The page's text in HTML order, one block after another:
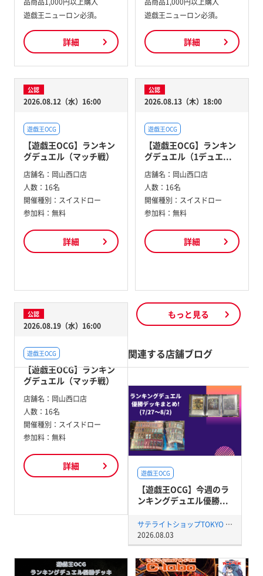
遊戯王ニューロン必須。
詳細
遊戯王ニューロン必須。
詳細
公認
2026.08.12（水）16:00
遊戯王OCG
【遊戯王OCG】ランキン
グデュエル（マッチ戦）
店舗名： 岡山西口店
人数： 16名
開催種別： スイスドロー
参加料： 無料
詳細
公認
2026.08.13（木）18:00
遊戯王OCG
【遊戯王OCG】ランキン
グデュエル（1デュエ...
店舗名： 岡山西口店
人数： 16名
開催種別： スイスドロー
参加料： 無料
詳細
公認
2026.08.19（水）16:00
遊戯王OCG
【遊戯王OCG】ランキン
グデュエル（マッチ戦）
店舗名： 岡山西口店
人数： 16名
開催種別： スイスドロー
参加料： 無料
詳細
もっと見る
関連する店舗ブログ
遊戯王OCG
【遊戯王OCG】今週のラ
ンキングデュエル優勝...
サテライトショップTOKYO 秋葉原店
2026.08.03